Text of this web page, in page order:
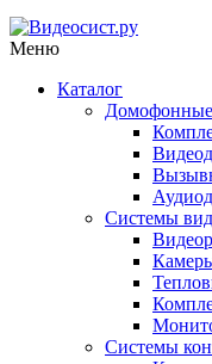
Меню
Каталог
Системы
Системы